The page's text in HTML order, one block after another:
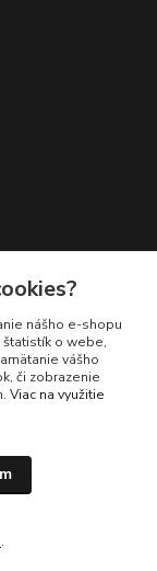
nášho e-shopu
o webe,
vášho
či zobrazenie
Viac na využitie
.